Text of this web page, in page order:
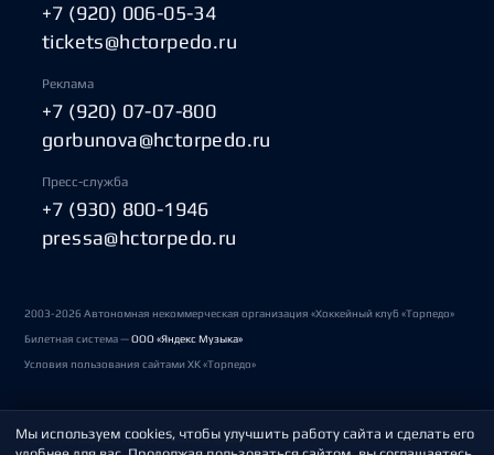
+7 (920) 006-05-34
tickets@hctorpedo.ru
Реклама
+7 (920) 07-07-800
gorbunova@hctorpedo.ru
Пресс-служба
+7 (930) 800-1946
pressa@hctorpedo.ru
2003-2026 Автономная некоммерческая организация «Хоккейный клуб «Торпедо»
Билетная система —ООО «Яндекс Музыка»
Условия пользования сайтами ХК «Торпедо»
Политика обработки персональных данных
Мы используем cookies, чтобы улучшить работу сайта и сделать его